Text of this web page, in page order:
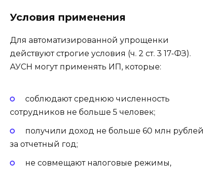
Условия применения
Для автоматизированной упрощенки
действуют строгие условия (ч. 2 ст. 3 17-ФЗ).
АУСН могут применять ИП, которые:
соблюдают среднюю численность
сотрудников не больше 5 человек;
получили доход не больше 60 млн рублей
за отчетный год;
не совмещают налоговые режимы,